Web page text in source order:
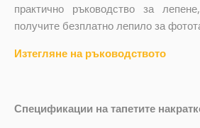
практично ръководство за
получите безплатно лепило за
Изтегляне на ръководството
Спецификации на тапетите